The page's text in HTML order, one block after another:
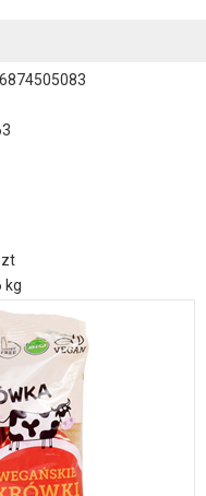
kg